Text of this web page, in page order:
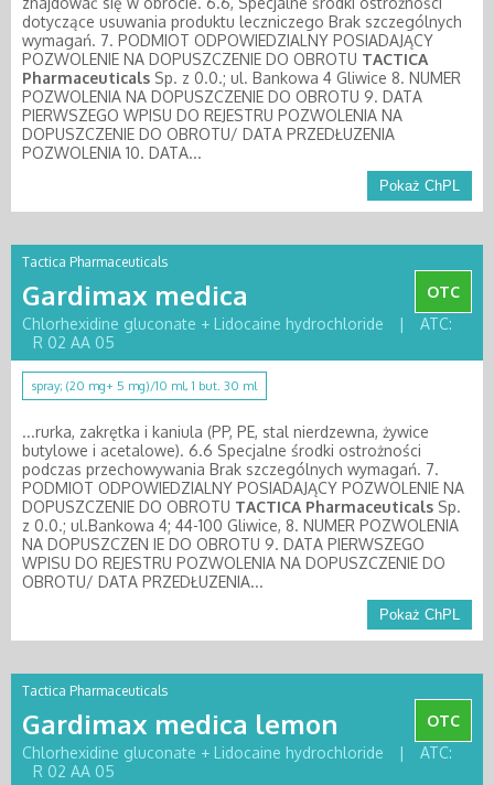
dotyczące usuwania produktu leczniczego Brak szczególnych
wymagań. 7. PODMIOT ODPOWIEDZIALNY POSIADAJĄCY
POZWOLENIE NA DOPUSZCZENIE DO OBROTU TACTICA
Pharmaceuticals Sp. z 0.0.; ul. Bankowa 4 Gliwice 8. NUMER
POZWOLENIA NA DOPUSZCZENIE DO OBROTU 9. DATA
PIERWSZEGO WPISU DO REJESTRU POZWOLENIA NA
DOPUSZCZENIE DO OBROTU/ DATA PRZEDŁUZENIA
POZWOLENIA 10. DATA...
Pokaż ChPL
Tactica Pharmaceuticals
Gardimax medica
OTC
Chlorhexidine gluconate + Lidocaine hydrochloride
|
ATC:
R 02 AA 05
spray; (20 mg+ 5 mg)/10 ml, 1 but. 30 ml
...rurka, zakrętka i kaniula (PP, PE, stal nierdzewna, żywice
butylowe i acetalowe). 6.6 Specjalne środki ostrożności
podczas przechowywania Brak szczególnych wymagań. 7.
PODMIOT ODPOWIEDZIALNY POSIADAJĄCY POZWOLENIE NA
DOPUSZCZENIE DO OBROTU TACTICA Pharmaceuticals Sp.
z 0.0.; ul.Bankowa 4; 44-100 Gliwice, 8. NUMER POZWOLENIA
NA DOPUSZCZEN IE DO OBROTU 9. DATA PIERWSZEGO
WPISU DO REJESTRU POZWOLENIA NA DOPUSZCZENIE DO
OBROTU/ DATA PRZEDŁUZENIA...
Pokaż ChPL
Tactica Pharmaceuticals
Gardimax medica lemon
OTC
Chlorhexidine gluconate + Lidocaine hydrochloride
|
ATC:
R 02 AA 05